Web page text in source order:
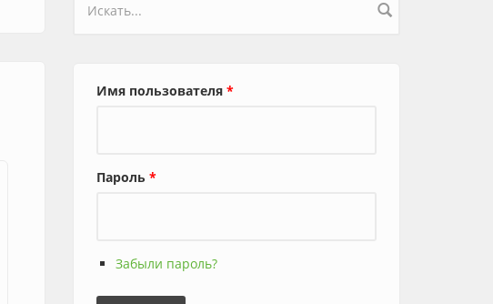
Форма поиска
Имя пользователя *
Пароль *
Забыли пароль?